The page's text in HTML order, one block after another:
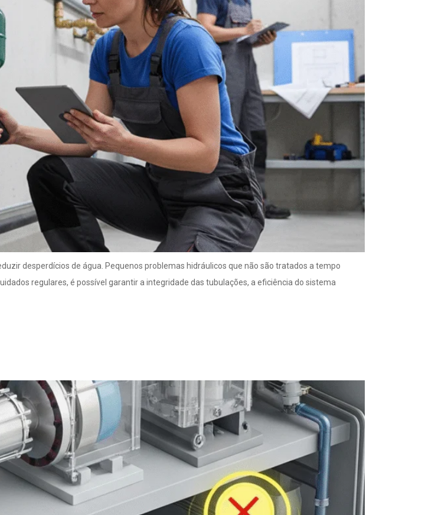
desperdícios de água. Pequenos problemas hidráulicos que não são tratados a tempo
regulares, é possível garantir a integridade das tubulações, a eficiência do sistema